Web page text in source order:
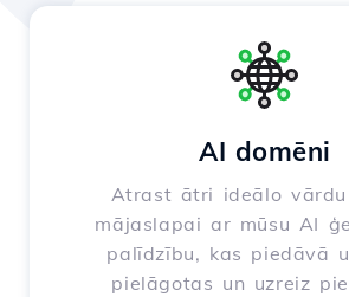
AI domēni
Atrast ātri ideālo vārdu
mājaslapai ar mūsu AI
palīdzību, kas piedāvā
pielāgotas un uzreiz